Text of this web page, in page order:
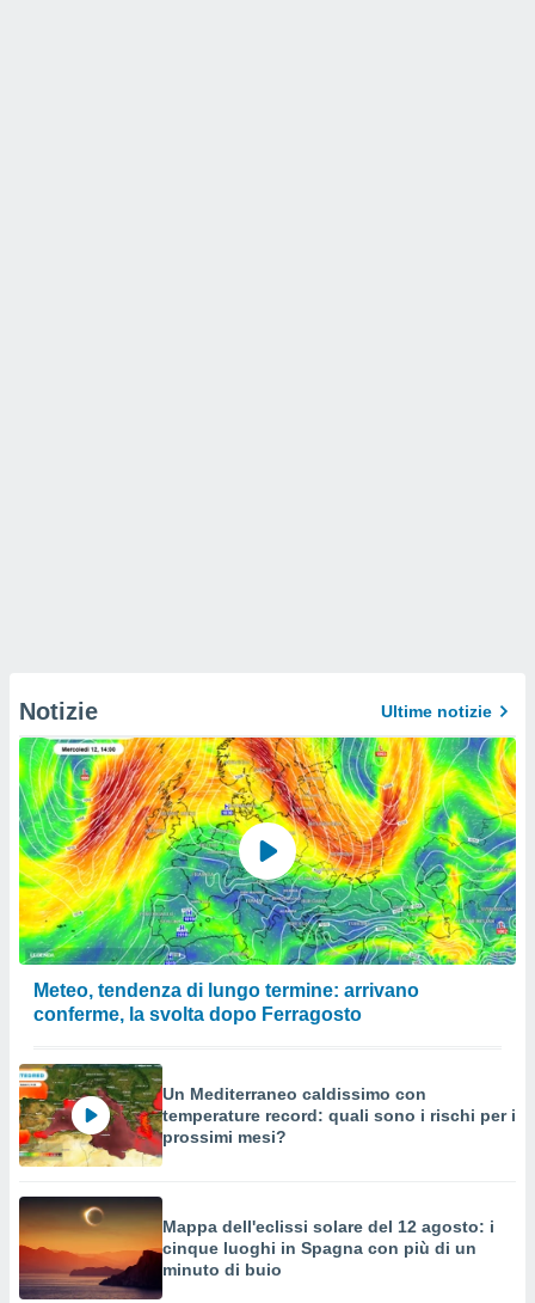
Notizie Ultime notizie
Meteo, tendenza di lungo termine: arrivano
conferme, la svolta dopo Ferragosto
Un Mediterraneo caldissimo con
temperature record: quali sono i rischi per i
prossimi mesi?
Mappa dell'eclissi solare del 12 agosto: i
cinque luoghi in Spagna con più di un
minuto di buio